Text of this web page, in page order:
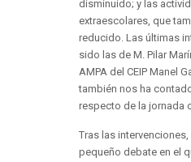
disminuido; y las
extraescolares, que
reducido. Las últimas
sido las de M. Pilar
AMPA del CEIP Manel
también nos ha
respecto de la jornada
Tras las
pequeño debate en el